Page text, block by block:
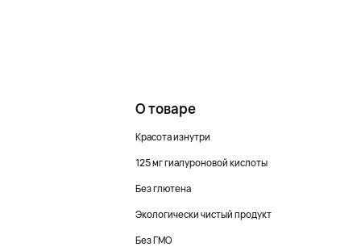
О товаре
Красота изнутри
125 мг гиалуроновой кислоты
Без глютена
Экологически чистый продукт
Без ГМО